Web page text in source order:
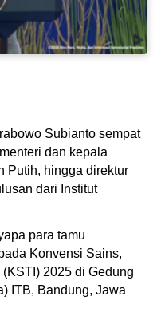
Subianto sempat
dan kepala
Putih, hingga direktur
dari Institut
para tamu
Konvensi Sains,
2025 di Gedung
ITB, Bandung, Jawa